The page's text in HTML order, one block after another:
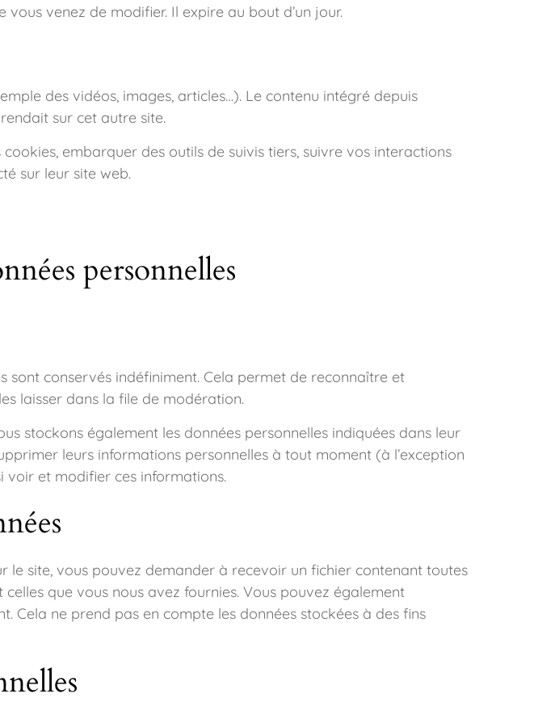
vous venez de modifier. Il expire au bout d’un jour.
des vidéos, images, articles…). Le contenu intégré depuis
sur cet autre site.
embarquer des outils de suivis tiers, suivre vos interactions
sur leur site web.
personnelles
sont conservés indéfiniment. Cela permet de reconnaître et
laisser dans la file de modération.
stockons également les données personnelles indiquées dans leur
leurs informations personnelles à tout moment (à l’exception
voir et modifier ces informations.
le site, vous pouvez demander à recevoir un fichier contenant toutes
que vous nous avez fournies. Vous pouvez également
Cela ne prend pas en compte les données stockées à des fins